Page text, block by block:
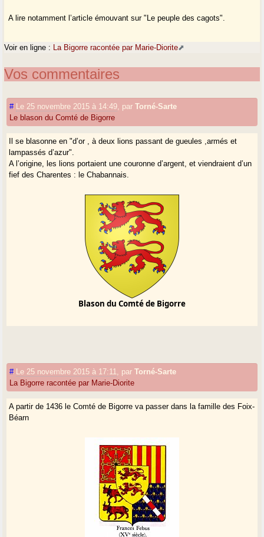
A lire notamment l’article émouvant sur "Le peuple des cagots".
Voir en ligne : La Bigorre racontée par Marie-Diorite
Vos commentaires
# Le 25 novembre 2015 à 14:49 parTorné-Sarte
Le blason du Comté de Bigorre
Il se blasonne en "d’or , à deux lions passant de gueules ,armés et
lampassés d’azur".
A l’origine, les lions portaient une couronne d’argent, et viendraient d’un
fief des Charentes : le Chabannais.
Blason du Comté de Bigorre
# Le 25 novembre 2015 à 17:11 parTorné-Sarte
La Bigorre racontée par Marie-Diorite
A partir de 1436 le Comté de Bigorre va passer dans la famille des Foix-
Béarn